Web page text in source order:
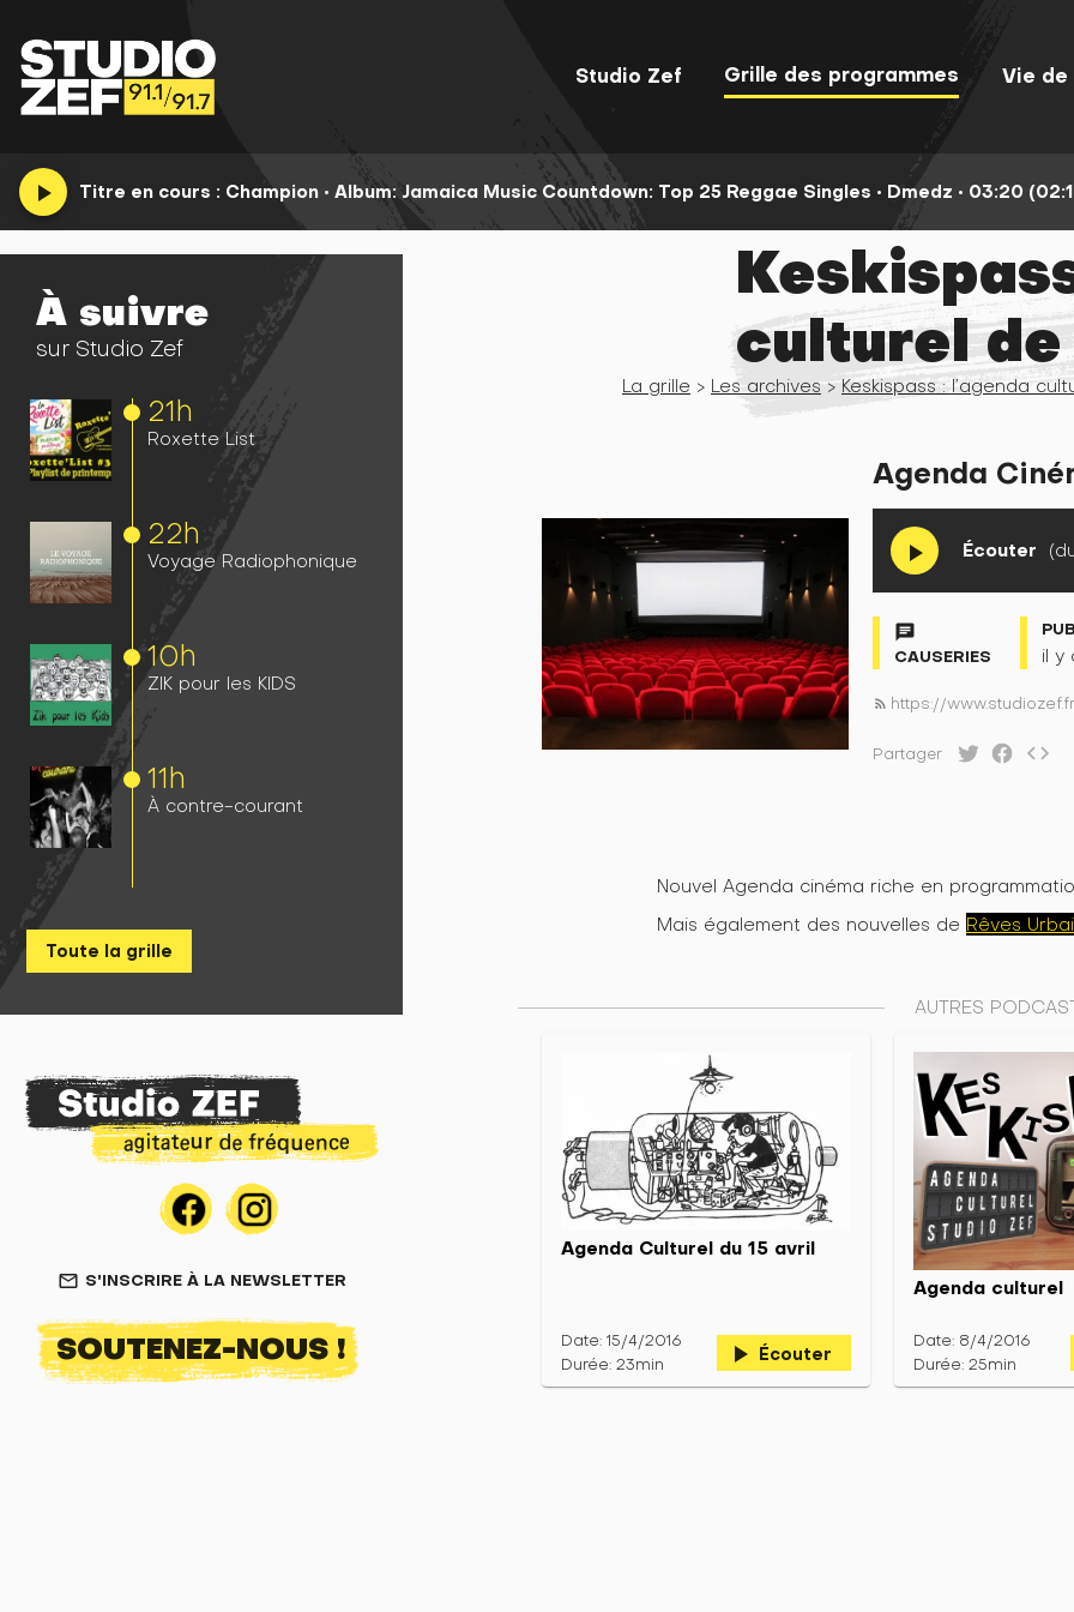
Studio Zef Grille des programmes Vie
play_arrow Titre en cours : Champion • Album: Jamaica Music Countdown: Top 25 Reggae Singles • Dmedz • 03:20
À suivre
sur Studio Zef
21h
Roxette List
22h
Voyage Radiophonique
10h
ZIK pour les KIDS
11h
À contre-courant
Toute la grille
mail_outline S'INSCRIRE À LA NEWSLETTER
SOUTENEZ-NOUS !
culturel
La grille > Les archives > Keskispass : l’agenda
Agenda
play_arrow Écouter
chat
CAUSERIES
il y
rss_feed https://
Partager code
Nouvel Agenda cinéma riche en
Mais également des nouvelles de Rêves
AUTRES
Agenda Culturel du 15 avril
Date: 15/4/2016
Durée: 23min
play_arrow Écouter
Agenda culturel
Date: 8/4/2016
Durée: 25min